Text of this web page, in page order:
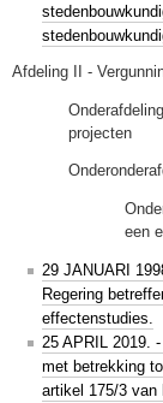
Afdeling II -
projecten
een
29 JANUARI
Regering
effectenstudies.
25 APRIL 2019.
met betrekking
artikel 175/3 van